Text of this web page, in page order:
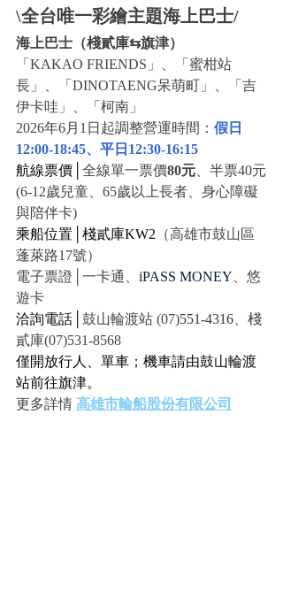
\全台唯一彩繪主題海上巴士/
海上巴士（棧貳庫⇆旗津）
「KAKAO FRIENDS」、「蜜柑站
長」、「DINOTAENG呆萌町」、「吉
伊卡哇」、「柯南」
2026年6月1日起調整營運時間： 假日
12:00-18:45、平日 12:30-16:15
航線票價│ 全線單一票價80元 、半票40元
(6-12歲兒童、65歲以上長者、身心障礙
與陪伴卡)
乘船位置│棧貳庫KW2 （高雄市鼓山區
蓬萊路17號）
電子票證│一卡通、 iPASS MONEY 、悠
遊卡
洽詢電話│ 鼓山輪渡站 (07)551-4316 、棧
貳庫(07)531-8568
僅開放行人、單車；機車請由鼓山輪渡
站前往旗津。
更多詳情 高雄市輪船股份有限公司